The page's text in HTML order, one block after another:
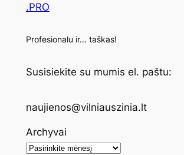
.PRO
Profesionalu ir… taškas!
Susisiekite su mumis el. paštu:
naujienos@vilniauszinia.lt
Archyvai